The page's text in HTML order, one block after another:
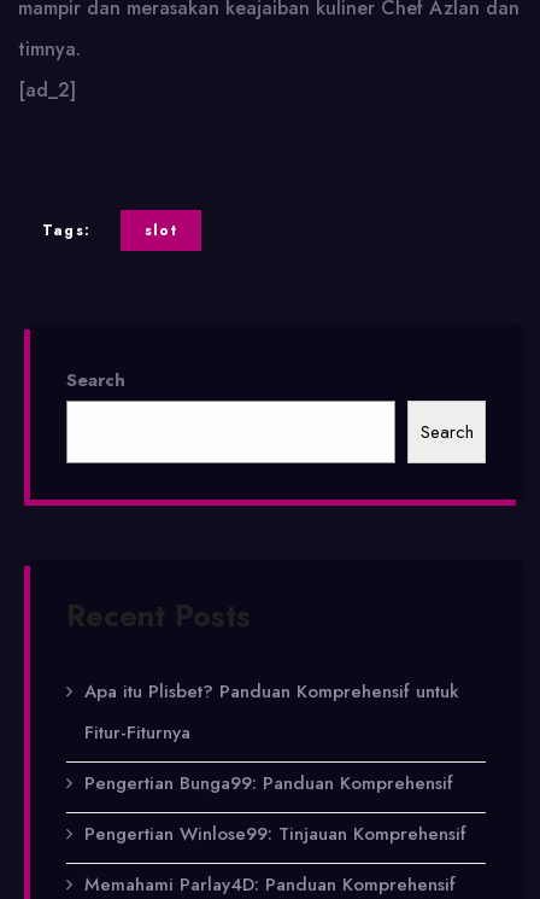
mampir dan merasakan keajaiban kuliner Chef Azlan dan
timnya.
[ad_2]
Tags: slot
Search
Search
Recent Posts
Apa itu Plisbet? Panduan Komprehensif untuk
Fitur-Fiturnya
Pengertian Bunga99: Panduan Komprehensif
Pengertian Winlose99: Tinjauan Komprehensif
Memahami Parlay4D: Panduan Komprehensif